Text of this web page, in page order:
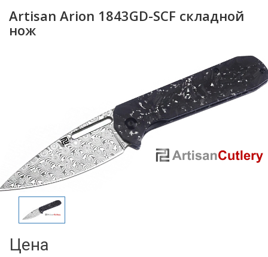
Artisan Arion 1843GD-SCF складной
нож
Цена